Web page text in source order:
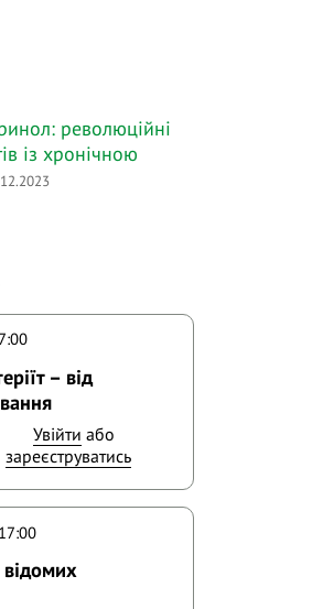
революційні
із хронічною
– від
Увійти або
зареєструватись